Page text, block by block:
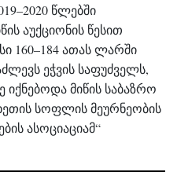
წლებში
აუქციონის წესით
160–184 ათას ლარში
ეჭვის საფუძველს,
მიწის საბაზრო
სოფლის მეურნეობის
ასოციაციამ“